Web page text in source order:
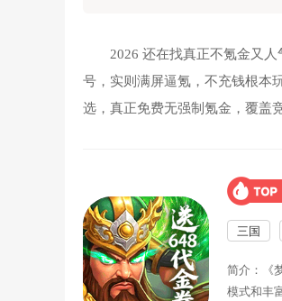
2026 还在找真正不氪金又
号，实则满屏逼氪，不充钱根本
选，真正免费无强制氪金，覆盖
三国
简介：《
模式和丰